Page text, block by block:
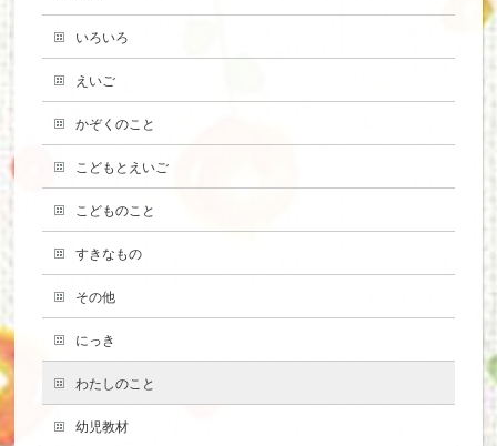
いろいろ
えいご
かぞくのこと
こどもとえいご
こどものこと
すきなもの
その他
にっき
わたしのこと
幼児教材